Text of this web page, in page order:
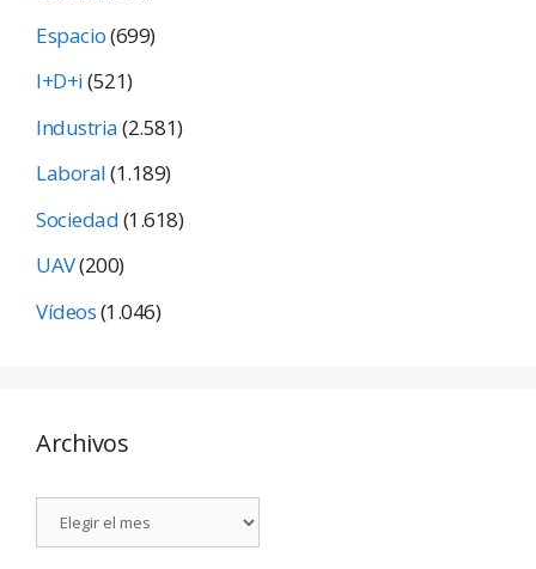
Espacio(699)
I+D+i(521)
Industria(2.581)
Laboral(1.189)
Sociedad(1.618)
UAV(200)
Vídeos(1.046)
Archivos